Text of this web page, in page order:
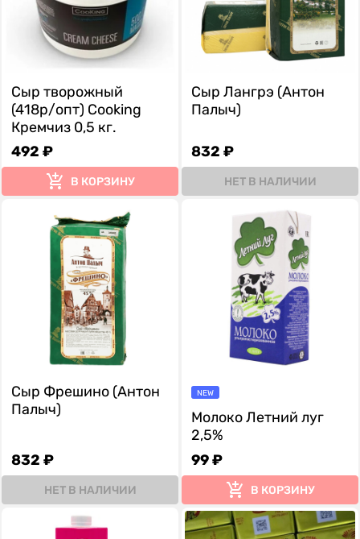
Сыр творожный
(418р/опт) Сooking
Кремчиз 0,5 кг.
492 ₽
В КОРЗИНУ
Сыр Лангрэ (Антон
Палыч)
832 ₽
НЕТ В НАЛИЧИИ
Сыр Фрешино (Антон
Палыч)
832 ₽
НЕТ В НАЛИЧИИ
NEW
Молоко Летний луг
2,5%
99 ₽
В КОРЗИНУ